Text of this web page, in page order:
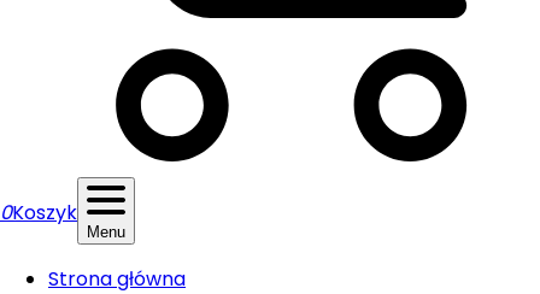
0Koszyk
Menu
Strona główna